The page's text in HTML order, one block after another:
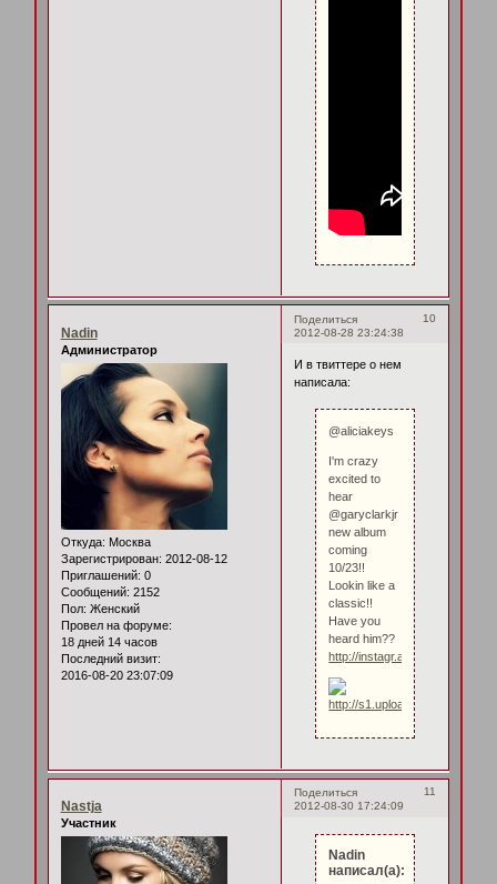
Поделиться
10
2012-08-28 23:24:38
Nadin
Администратор
Откуда: Москва
Зарегистрирован: 2012-08-12
Приглашений: 0
Сообщений: 2152
Пол: Женский
Провел на форуме:
18 дней 14 часов
Последний визит:
2016-08-20 23:07:09
И в твиттере о нем
написала:
@aliciakeys
I'm crazy
excited to
hear
@garyclarkjr
new album
coming
10/23!!
Lookin like a
classic!!
Have you
heard him??
http://instagr.am/p/
Поделиться
11
2012-08-30 17:24:09
Nastja
Участник
Nadin
написал(а):